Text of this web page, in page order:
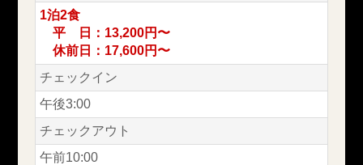
1泊2食
平 日：13,200円〜
休前日：17,600円〜
チェックイン
午後3:00
チェックアウト
午前10:00